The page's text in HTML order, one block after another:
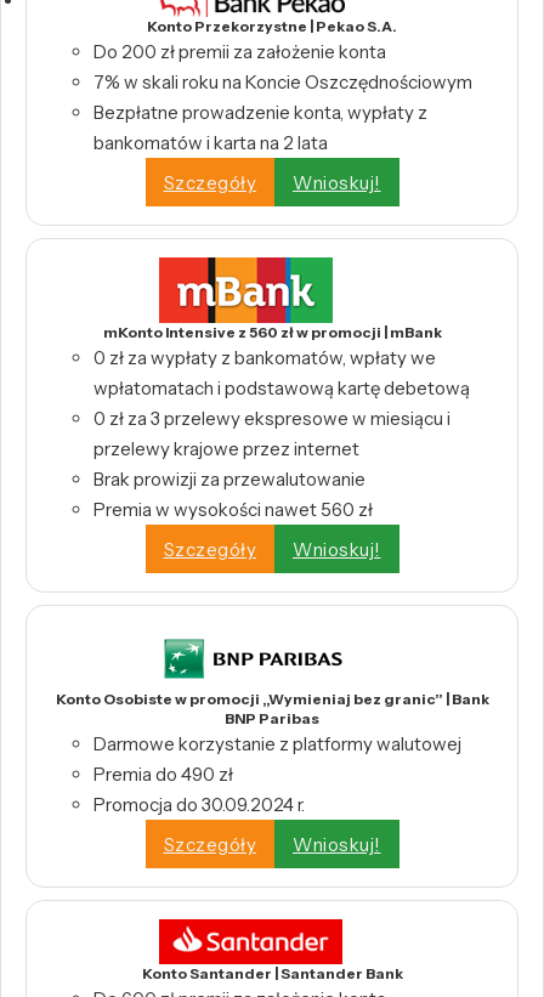
Konto Przekorzystne | Pekao S.A.
Do 200 zł premii za założenie konta
7% w skali roku na Koncie Oszczędnościowym
Bezpłatne prowadzenie konta, wypłaty z
bankomatów i karta na 2 lata
Szczegóły
Wnioskuj!
mKonto Intensive z 560 zł w promocji | mBank
0 zł za wypłaty z bankomatów, wpłaty we
wpłatomatach i podstawową kartę debetową
0 zł za 3 przelewy ekspresowe w miesiącu i
przelewy krajowe przez internet
Brak prowizji za przewalutowanie
Premia w wysokości nawet 560 zł
Szczegóły
Wnioskuj!
Konto Osobiste w promocji „Wymieniaj bez granic” | Bank
BNP Paribas
Darmowe korzystanie z platformy walutowej
Premia do 490 zł
Promocja do 30.09.2024 r.
Szczegóły
Wnioskuj!
Konto Santander | Santander Bank